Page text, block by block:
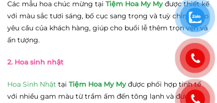
Các mẫu hoa chúc mừng tại Tiệm Hoa My Myđược thiết kế
với màu sắc tươi sáng, bố cục sang trọng và tuỳ chỉnh theo
yêu cầu của khách hàng, giúp cho buổi lễ thêm trọn vẹn và
ấn tượng.
2. Hoa sinh nhật
Hoa Sinh Nhật tại Tiệm Hoa My My được phối hợp tinh tế
với nhiều gam màu từ trầm ấm đến tông lạnh và được